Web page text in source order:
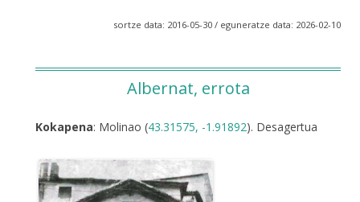
sortze data: 2016-05-30 / eguneratze data: 2026-02-10
Albernat, errota
Kokapena: Molinao (43.31575, -1.91892). Desagertua